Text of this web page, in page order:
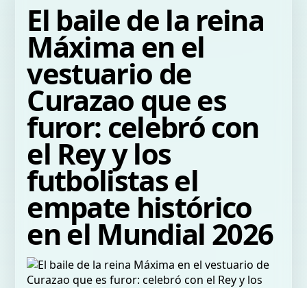
El baile de la reina
Máxima en el
vestuario de
Curazao que es
furor: celebró con
el Rey y los
futbolistas el
empate histórico
en el Mundial 2026